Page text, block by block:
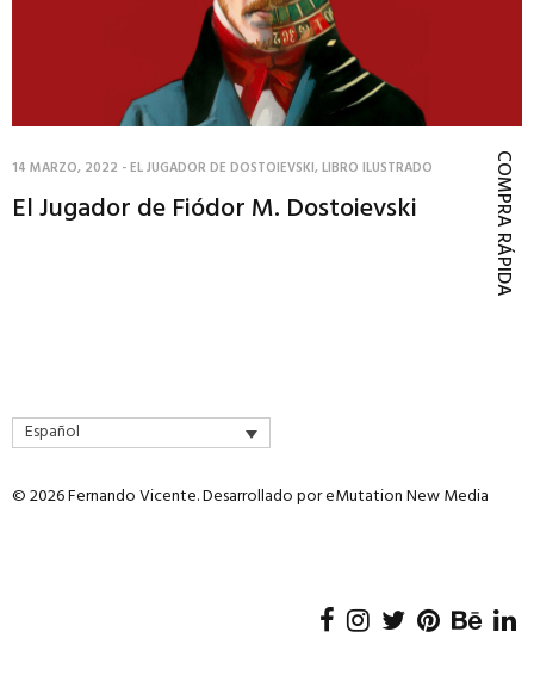
14 MARZO, 2022 -EL JUGADOR DE DOSTOIEVSKI,LIBRO ILUSTRADO
El Jugador de Fiódor M. Dostoievski COMPRA RÁPIDA
Español
© 2026 Fernando Vicente. Desarrollado poreMutation New Media